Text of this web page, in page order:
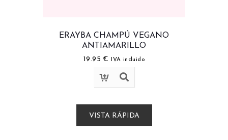
ERAYBA CHAMPÚ VEGANO
ANTIAMARILLO
19.95 € IVA incluido
VISTA RÁPIDA